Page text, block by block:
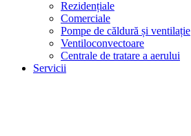
Rezidențiale
Comerciale
Pompe de căldură și ventilație
Ventiloconvectoare
Centrale de tratare a aerului
Servicii